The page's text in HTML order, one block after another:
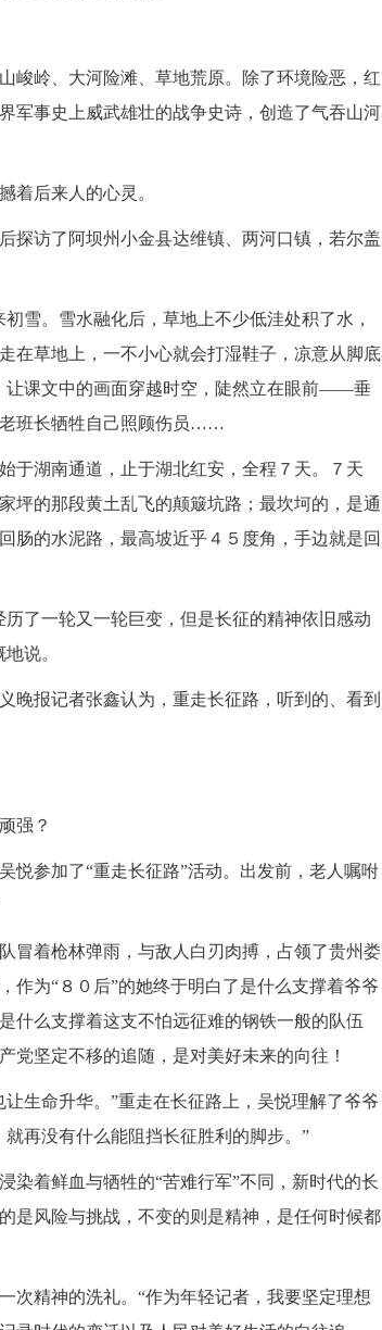
岭、大河险滩、草地荒原。除了环境险恶，红
军事史上威武雄壮的战争史诗，创造了气吞山河
后来人的心灵。
访了阿坝州小金县达维镇、两河口镇，若尔盖
。雪水融化后，草地上不少低洼处积了水，
在草地上，一不小心就会打湿鞋子，凉意从脚底
让课文中的画面穿越时空，陡然立在眼前——垂
班长牺牲自己照顾伤员……
湖南通道，止于湖北红安，全程７天。７天
坪的那段黄土乱飞的颠簸坑路；最坎坷的，是通
的水泥路，最高坡近乎４５度角，手边就是回
了一轮又一轮巨变，但是长征的精神依旧感动
说。
报记者张鑫认为，重走长征路，听到的、看到
强？
参加了“重走长征路”活动。出发前，老人嘱咐
着枪林弹雨，与敌人白刃肉搏，占领了贵州娄
作为“８０后”的她终于明白了是什么支撑着爷爷
什么支撑着这支不怕远征难的钢铁一般的队伍
坚定不移的追随，是对美好未来的向往！
命升华。”重走在长征路上，吴悦理解了爷爷
再没有什么能阻挡长征胜利的脚步。”
着鲜血与牺牲的“苦难行军”不同，新时代的长
是风险与挑战，不变的则是精神，是任何时候都
精神的洗礼。“作为年轻记者，我要坚定理想